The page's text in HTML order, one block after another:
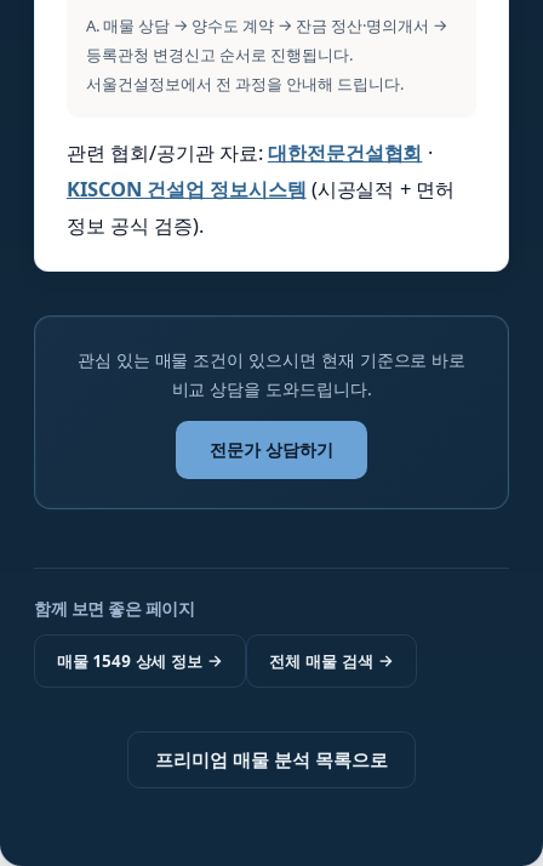
A. 매물 상담 → 양수도 계약 → 잔금 정산·명의개서 →
등록관청 변경신고 순서로 진행됩니다.
서울건설정보에서 전 과정을 안내해 드립니다.
관련 협회/공기관 자료:대한전문건설협회 ·
KISCON 건설업 정보시스템 (시공실적 + 면허
정보 공식 검증).
관심 있는 매물 조건이 있으시면 현재 기준으로 바로
비교 상담을 도와드립니다.
전문가 상담하기
함께 보면 좋은 페이지
매물 1549 상세 정보 → 전체 매물 검색 →
프리미엄 매물 분석 목록으로